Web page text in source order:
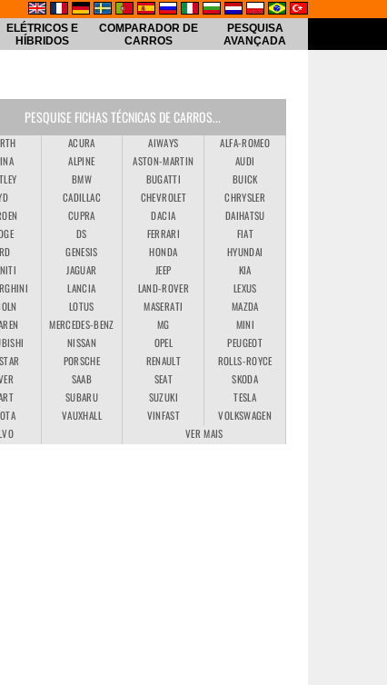
ELÉTRICOS E
HÍBRIDOS
COMPARADOR DE
CARROS
PESQUISA
AVANÇADA
PESQUISE FICHAS TÉCNICAS DE CARROS...
ACURA AIWAYS
ALFA-ROMEO
ALPINE ASTON-MARTIN
AUDI
BMW BUGATTI
BUICK
CADILLAC CHEVROLET
CHRYSLER
CUPRA DACIA
DAIHATSU
DS FERRARI
FIAT
GENESIS HONDA
HYUNDAI
JAGUAR JEEP
KIA
LANCIA LAND-ROVER
LEXUS
LOTUS MASERATI
MAZDA
MERCEDES-BENZ MG
MINI
NISSAN OPEL
PEUGEOT
PORSCHE RENAULT
ROLLS-ROYCE
SAAB SEAT
SKODA
SUBARU SUZUKI
TESLA
VAUXHALL VINFAST
VOLKSWAGEN
VER MAIS